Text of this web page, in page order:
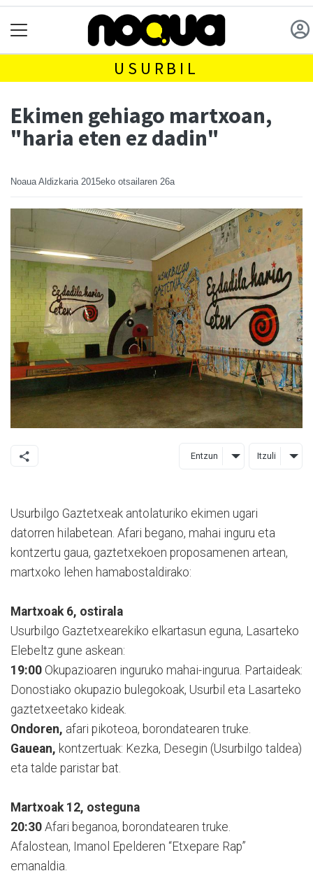
USURBIL
Ekimen gehiago martxoan,
"haria eten ez dadin"
Noaua Aldizkaria 2015eko otsailaren 26a
Entzun Itzuli
Usurbilgo Gaztetxeak antolaturiko ekimen ugari
datorren hilabetean. Afari begano, mahai inguru eta
kontzertu gaua, gaztetxekoen proposamenen artean,
martxoko lehen hamabostaldirako:
Martxoak 6, ostirala
Usurbilgo Gaztetxearekiko elkartasun eguna, Lasarteko
Elebeltz gune askean:
19:00 Okupazioaren inguruko mahai-ingurua. Partaideak:
Donostiako okupazio bulegokoak, Usurbil eta Lasarteko
gaztetxeetako kideak.
Ondoren, afari pikoteoa, borondatearen truke.
Gauean, kontzertuak: Kezka, Desegin (Usurbilgo taldea)
eta talde paristar bat.
Martxoak 12, osteguna
20:30 Afari beganoa, borondatearen truke.
Afalostean, Imanol Epelderen “Etxepare Rap”
emanaldia.